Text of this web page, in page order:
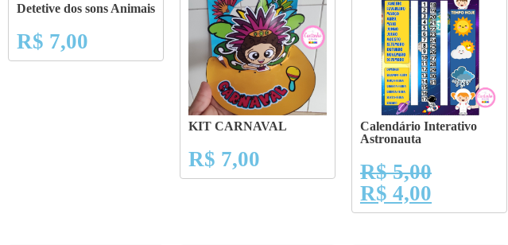
Detetive dos sons Animais
R$ 7,00
KIT CARNAVAL
R$ 7,00
Calendário Interativo
Astronauta
R$5,00
R$ 4,00